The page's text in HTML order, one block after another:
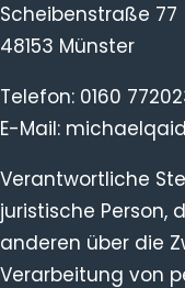
Scheibenstraße 77
48153 Münster
Telefon: 0160
E-Mail:
Verantwortliche
juristische Person,
anderen über die
Verarbeitung von